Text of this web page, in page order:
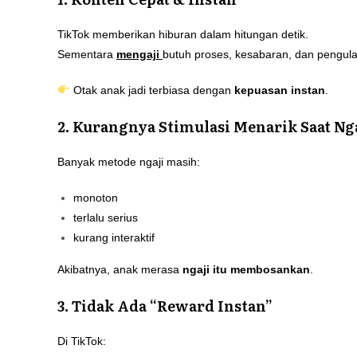
TikTok memberikan hiburan dalam hitungan detik.
Sementara mengaji butuh proses, kesabaran, dan
Otak anak jadi terbiasa dengan kepuasan instan
2. Kurangnya Stimulasi Menarik Saat
Banyak metode ngaji masih:
monoton
terlalu serius
kurang interaktif
Akibatnya, anak merasa ngaji itu membosankan
3. Tidak Ada “Reward Instan”
Di TikTok: